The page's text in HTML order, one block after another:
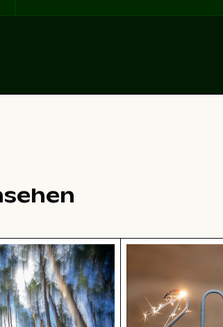
BewegungsunschärfeFunkelnde 2026